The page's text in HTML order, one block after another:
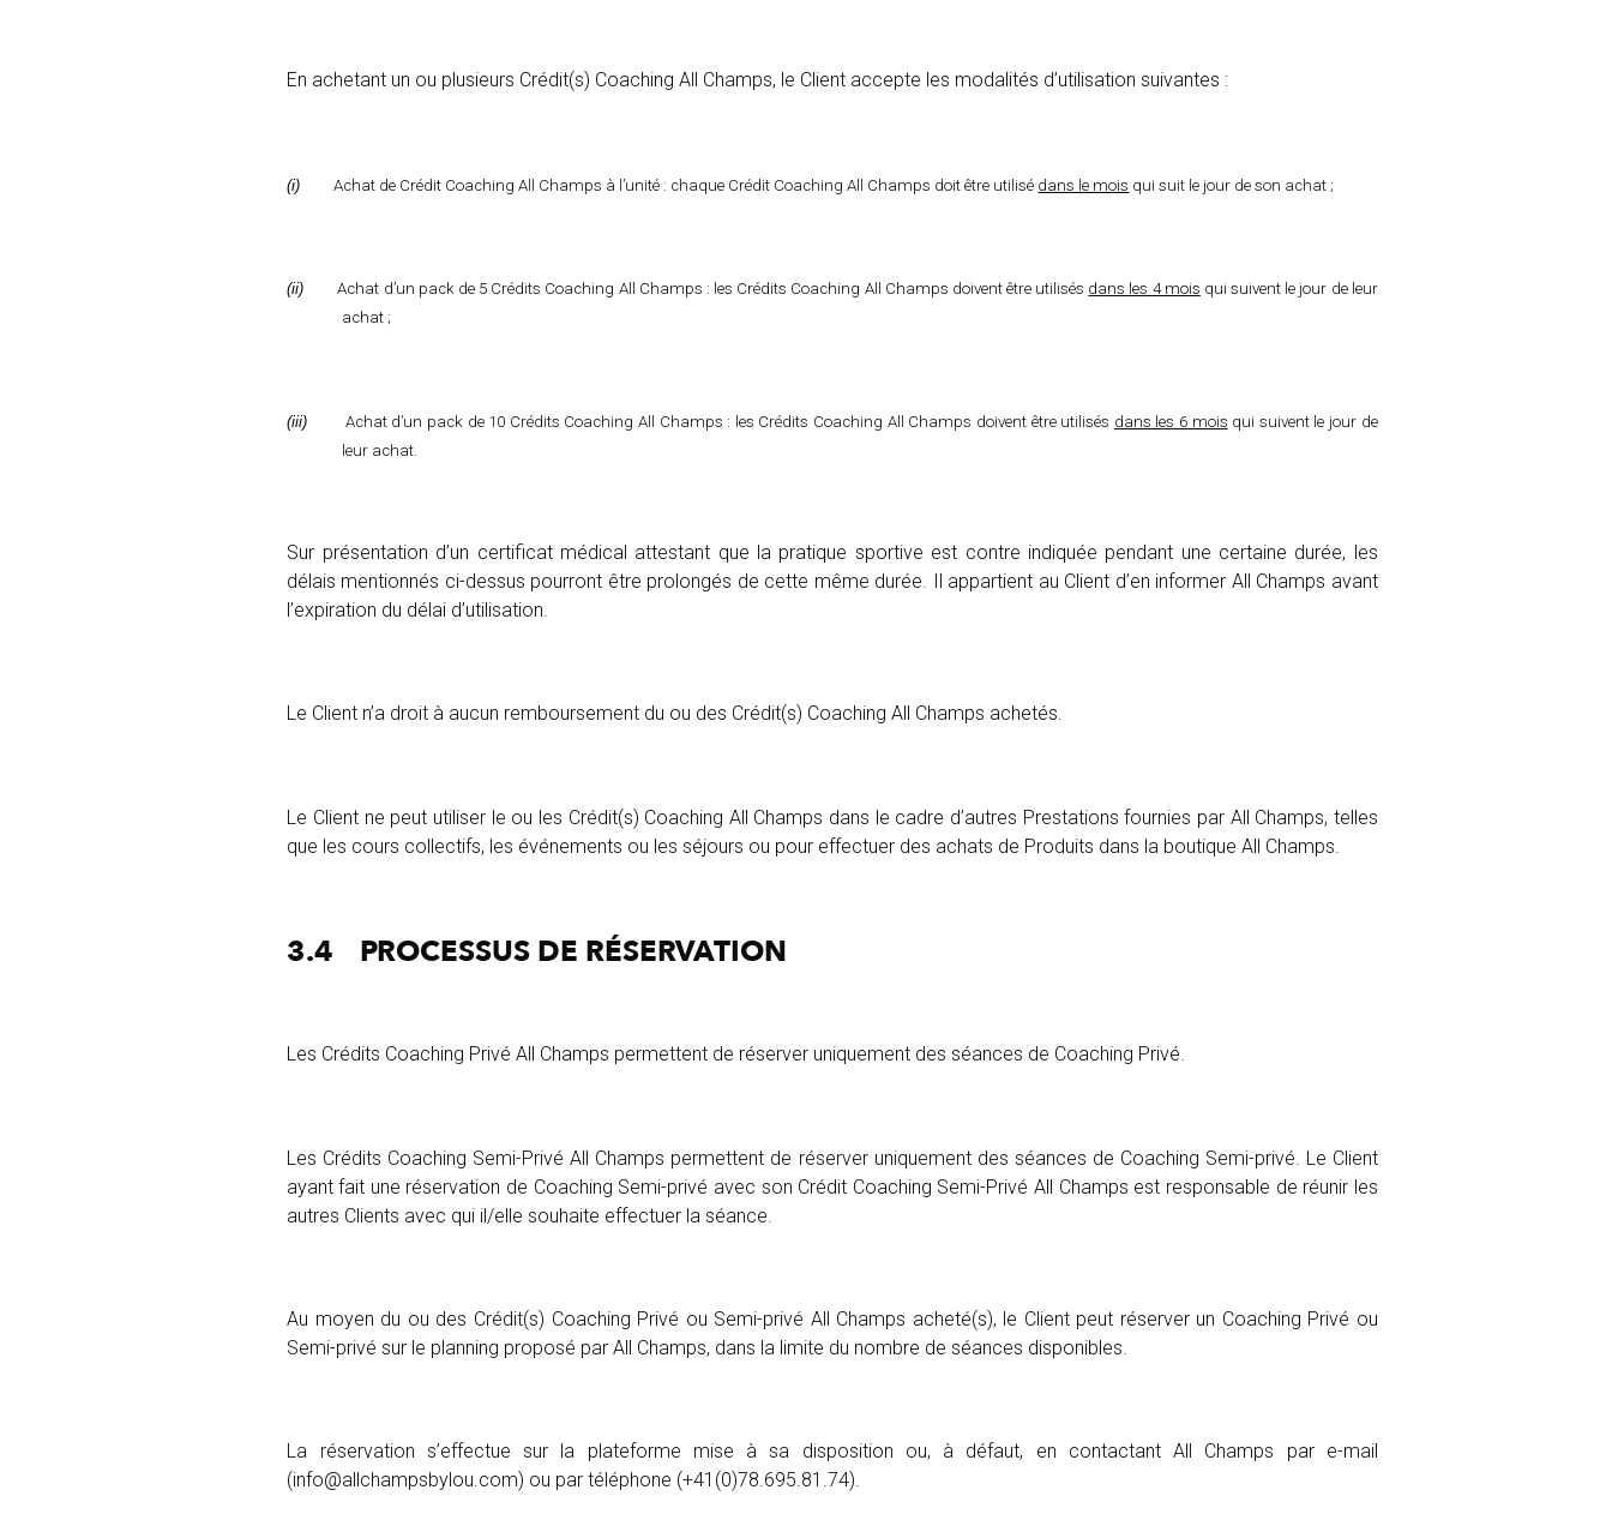
En achetant un ou plusieurs Crédit(s) Coaching All Champs, le Client accepte les modalités d’utilisation suivantes :
(i) Achat de Crédit Coaching All Champs à l’unité : chaque Crédit Coaching All Champs doit être utilisé dans le mois qui suit le jour de son achat ;
(ii) Achat d’un pack de 5 Crédits Coaching All Champs : les Crédits Coaching All Champs doivent être utilisés dans les 4 mois qui suivent le jour de leur
achat ;
(iii) Achat d’un pack de 10 Crédits Coaching All Champs : les Crédits Coaching All Champs doivent être utilisés dans les 6 mois qui suivent le jour de
leur achat.
Sur présentation d’un certificat médical attestant que la pratique sportive est contre indiquée pendant une certaine durée, les
délais mentionnés ci-dessus pourront être prolongés de cette même durée. Il appartient au Client d’en informer All Champs avant
l’expiration du délai d’utilisation.
Le Client n’a droit à aucun remboursement du ou des Crédit(s) Coaching All Champs achetés.
Le Client ne peut utiliser le ou les Crédit(s) Coaching All Champs dans le cadre d’autres Prestations fournies par All Champs, telles
que les cours collectifs, les événements ou les séjours ou pour effectuer des achats de Produits dans la boutique All Champs.
3.4 PROCESSUS DE RÉSERVATION
Les Crédits Coaching Privé All Champs permettent de réserver uniquement des séances de Coaching Privé.
Les Crédits Coaching Semi-Privé All Champs permettent de réserver uniquement des séances de Coaching Semi-privé. Le Client
ayant fait une réservation de Coaching Semi-privé avec son Crédit Coaching Semi-Privé All Champs est responsable de réunir les
autres Clients avec qui il/elle souhaite effectuer la séance.
Au moyen du ou des Crédit(s) Coaching Privé ou Semi-privé All Champs acheté(s), le Client peut réserver un Coaching Privé ou
Semi-privé sur le planning proposé par All Champs, dans la limite du nombre de séances disponibles.
La réservation s’effectue sur la plateforme mise à sa disposition ou, à défaut, en contactant All Champs par e-mail
(info@allchampsbylou.com) ou par téléphone (+41(0)78.695.81.74).